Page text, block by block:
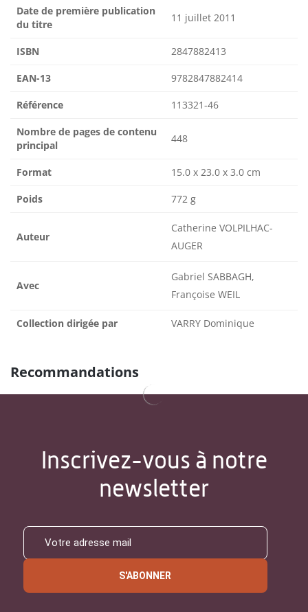
Date de première publication
du titre
11 juillet 2011
ISBN 2847882413
EAN-13 9782847882414
Référence 113321-46
Nombre de pages de contenu
principal
448
Format 15.0 x 23.0 x 3.0 cm
Poids 772 g
Auteur
Catherine VOLPILHAC-
AUGER
Avec
Gabriel SABBAGH,
Françoise WEIL
Collection dirigée par VARRY Dominique
Recommandations
Inscrivez-vous à notre
newsletter
S'ABONNER